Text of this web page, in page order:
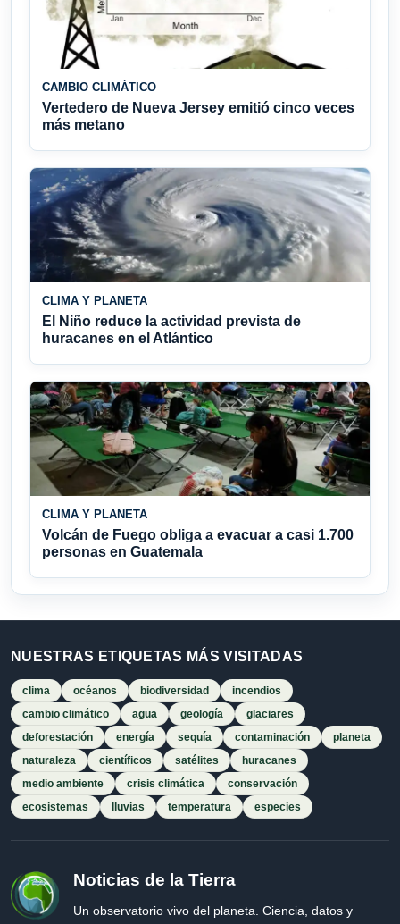
CAMBIO CLIMÁTICO
Vertedero de Nueva Jersey emitió cinco veces
más metano
CLIMA Y PLANETA
El Niño reduce la actividad prevista de
huracanes en el Atlántico
CLIMA Y PLANETA
Volcán de Fuego obliga a evacuar a casi 1.700
personas en Guatemala
NUESTRAS ETIQUETAS MÁS VISITADAS
clima océanos biodiversidad
incendios
cambio climático
agua geología
glaciares
deforestación
energía sequía contaminación
planeta
naturaleza
científicos satélites
huracanes
medio ambiente
crisis climática
conservación
ecosistemas
lluvias temperatura especies
Noticias de la Tierra
Un observatorio vivo del planeta. Ciencia, datos y